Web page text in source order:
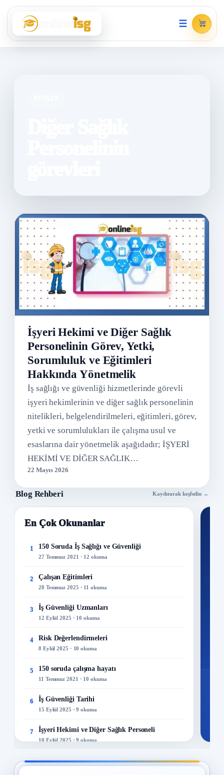
☰
İşyeri Hekimi ve Diğer Sağlık
Personelinin Görev, Yetki,
Sorumluluk ve Eğitimleri
Hakkında Yönetmelik
İş sağlığı ve güvenliği hizmetlerinde görevli
işyeri hekimlerinin ve diğer sağlık personelinin
nitelikleri, belgelendirilmeleri, eğitimleri, görev,
yetki ve sorumlulukları ile çalışma usul ve
esaslarına dair yönetmelik aşağıdadır; İŞYERİ
HEKİMİ VE DİĞER SAĞLIK…
22 Mayıs 2026
Blog Rehberi Kaydırarak keşfedin →
En Çok Okunanlar
1 150 Soruda İş Sağlığı ve Güvenliği
27 Temmuz 2021 · 12 okuma
2 Çalışan Eğitimleri
28 Temmuz 2025 · 11 okuma
3 İş Güvenliği Uzmanları
12 Eylül 2025 · 10 okuma
4 Risk Değerlendirmeleri
8 Eylül 2025 · 10 okuma
5 150 soruda çalışma hayatı
11 Temmuz 2021 · 10 okuma
6 İş Güvenliği Tarihi
15 Eylül 2025 · 9 okuma
7 İşyeri Hekimi ve Diğer Sağlık Personeli
10 Eylül 2025 · 9 okuma
8 Kadın Çalışanların Çalıştırılması